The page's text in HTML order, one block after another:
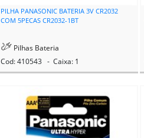
PILHA PANASONIC BATERIA 3V CR2032
COM 5PECAS CR2032-1BT
Pilhas Bateria
Cod: 410543 - Caixa: 1